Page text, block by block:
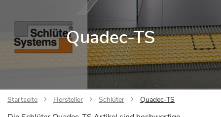
Quadec-TS
Startseite Hersteller Schlüter Quadec-TS